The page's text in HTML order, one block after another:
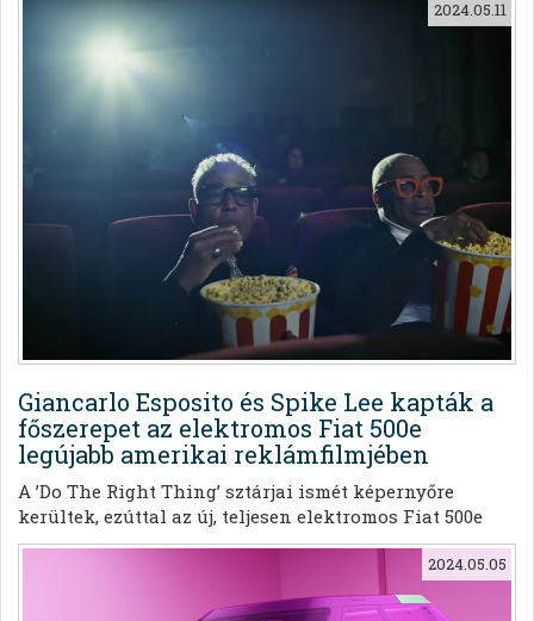
van szó, a Fiat 500 és a Mini Cooper vitathatatlanul a
két legnépszerűbb opció világszerte.
Giancarlo Esposito és Spike Lee kapták a
főszerepet az elektromos Fiat 500e
legújabb amerikai reklámfilmjében
2024.05.11
A ’Do The Right Thing’ sztárjai ismét képernyőre
kerültek, ezúttal az új, teljesen elektromos Fiat 500e
amerikai kampányfilmjében kaptak főszerepet.
2024.05.05